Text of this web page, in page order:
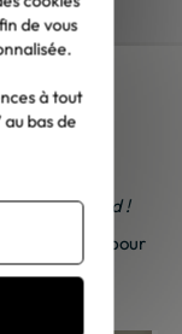
vous attend !
!
pour
vous sera
fidélité !
de vous
à tout
bas de